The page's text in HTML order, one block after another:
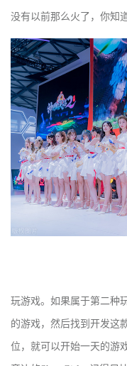
没有以前那么火了，你知
玩游戏。如果属于第二种
的游戏，然后找到开发这
位，就可以开始一天的游